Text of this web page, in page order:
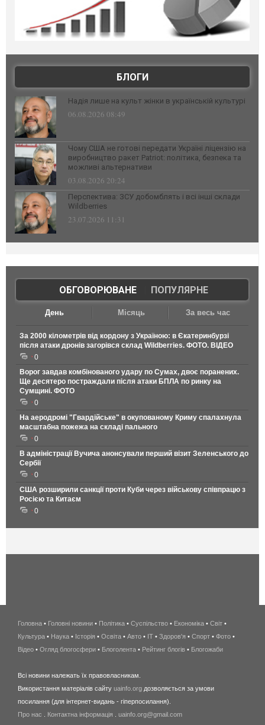
БЛОГИ
Надія лише на культ жінки в українській культурі
06.08.2026 08:49
Чому США не готові передати Україні ліцензію на
виробництво ракет Patriot: політика, безпека та
можливі альтернативи
03.08.2026 20:24
Перспектива: ЗСУ добомблять і всі інші склади
Wildberries
23.07.2026 11:31
ОБГОВОРЮВАНЕ| ПОПУЛЯРНЕ
День Місяць За весь час
За 2000 кілометрів від кордону з Україною: в Єкатеринбурзі
після атаки дронів загорівся склад Wildberries. ФОТО. ВІДЕО
0
Ворог завдав комбінованого удару по Сумах, двоє поранених.
Ще десятеро постраждали після атаки БПЛА по ринку на
Сумщині. ФОТО
0
На аеродромі "Гвардійське" в окупованому Криму спалахнула
масштабна пожежа на складі пального
0
В адміністрації Вучича анонсували перший візит Зеленського до
Сербії
0
США розширили санкції проти Куби через військову співпрацю з
Росією та Китаєм
0
беспроводной
интернет
киев
wimax
в
Головна • Головні новини • Політика • Суспільство • Економіка • Світ •
Культура • Наука • Історія • Освіта • Авто • IT • Здоров'я • Спорт • Фото •
Відео • Огляд блогосфери • Блоголента • Рейтинг блогів • Блогожаби
Всі новини належать їх правовласникам.
Використання матеріалів сайту uainfo.org дозволяється за умови
посилання (для інтернет-видань - гіперпосилання).
Про нас
Контактна інформація uainfo.org@gmail.com